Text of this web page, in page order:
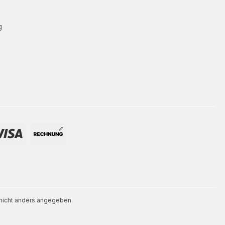
anders angegeben.